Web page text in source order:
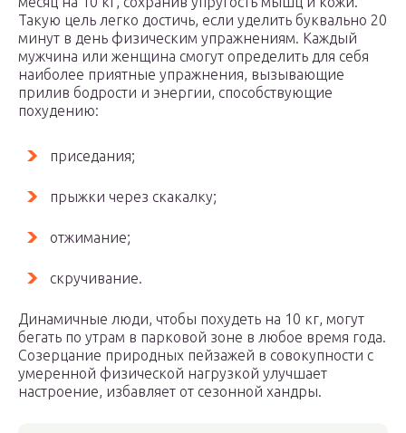
Такую цель легко достичь, если уделить буквально 20
минут в день физическим упражнениям. Каждый
мужчина или женщина смогут определить для себя
наиболее приятные упражнения, вызывающие
прилив бодрости и энергии, способствующие
похудению:
приседания;
прыжки через скакалку;
отжимание;
скручивание.
Динамичные люди, чтобы похудеть на 10 кг, могут
бегать по утрам в парковой зоне в любое время года.
Созерцание природных пейзажей в совокупности с
умеренной физической нагрузкой улучшает
настроение, избавляет от сезонной хандры.